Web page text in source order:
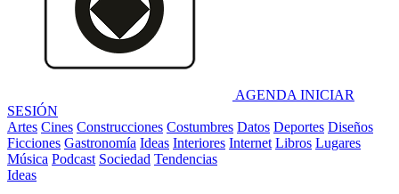
AGENDA INICIAR
SESIÓN
Artes Cines Construcciones Costumbres Datos Deportes Diseños
Ficciones Gastronomía Ideas Interiores Internet Libros Lugares
Música Podcast Sociedad Tendencias
Ideas